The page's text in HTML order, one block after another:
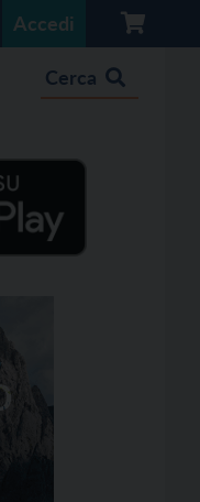
Accedi
Cerca